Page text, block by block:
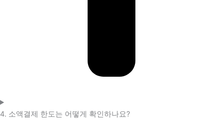
4. 소액결제 한도는 어떻게 확인하나요?